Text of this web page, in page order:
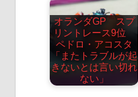
オランダGP スプ
リントレース9位
ペドロ・アコスタ
「またトラブルが起
きないとは言い切れ
ない」